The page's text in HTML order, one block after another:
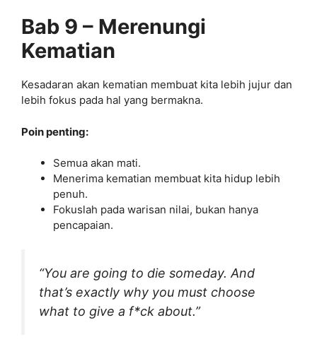
Bab 9 – Merenungi
Kematian
Kesadaran akan kematian membuat kita lebih jujur dan
lebih fokus pada hal yang bermakna.
Poin penting:
Semua akan mati.
Menerima kematian membuat kita hidup lebih
penuh.
Fokuslah pada warisan nilai, bukan hanya
pencapaian.
“You are going to die someday. And
that’s exactly why you must choose
what to give a f*ck about.”